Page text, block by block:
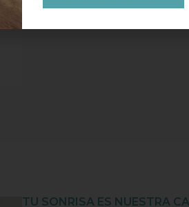
TU SONRISA ES NUESTRA